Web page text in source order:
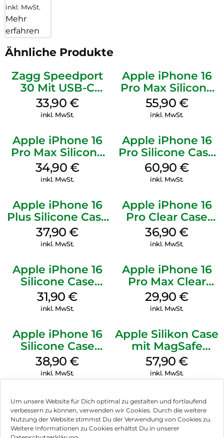
Um unsere Website für Dich optimal zu gestalten und fortlaufend
verbessern zu können, verwenden wir Cookies. Durch die weitere
Nutzung der Website stimmst Du der Verwendung von Cookies zu.
Weitere Informationen zu Cookies erhältst Du in unserer
inkl. MwSt.
Mehr
erfahren
Ähnliche Produkte
Zagg Speedport
30 Mit USB-C
Kabel Weiß
33,90 €
inkl. MwSt.
Apple iPhone 16
Pro Max Silicone
Case MagSafe
Stone Gray
55,90 €
inkl. MwSt.
Apple iPhone 16
Pro Max Silicone
Case MagSafe
Denim
34,90 €
inkl. MwSt.
Apple iPhone 16
Pro Silicone Case
MagSafe Stone
Gray
60,90€
inkl. MwSt.
Apple iPhone 16
Plus Silicone Case
MagSafe Lake
Green
37,90€
inkl. MwSt.
Apple iPhone 16
Pro Clear Case
MagSafe
Transparent
36,90€
inkl. MwSt.
Apple iPhone 16
Silicone Case
MagSafe Fuchsia
31,90€
inkl. MwSt.
Apple iPhone 16
Pro Max Clear
Case MagSafe
Transparent
29,90€
inkl. MwSt.
Apple iPhone 16
Silicone Case
MagSafe
Ultramarine
38,90€
inkl. MwSt.
Apple Silikon Case
mit MagSafe
iPhone 14 Pro
(PRODUCT)RED
57,90€
inkl. MwSt.
Impressum